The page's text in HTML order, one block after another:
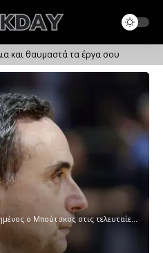
και θαυμαστά τα έργα σου
Μπούτσκος στις τελευταίες του δηλώσεις ως προπονητής του ΠΑΟΚ